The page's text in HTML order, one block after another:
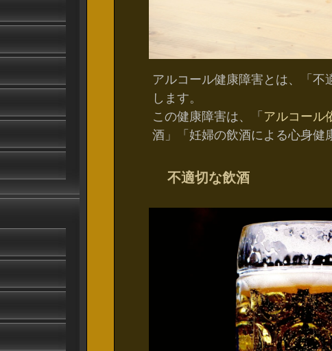
アルコール健康障害とは、「不
します。
この健康障害は、「 アルコール
酒」「妊婦の飲酒による心身健
不適切な飲酒